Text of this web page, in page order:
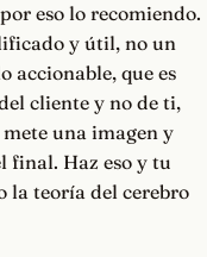
eso lo recomiendo.
y útil, no un
accionable, que es
cliente y no de ti,
una imagen y
final. Haz eso y tu
la teoría del cerebro